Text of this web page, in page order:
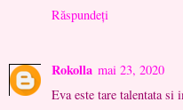
Răspundeți
Rokolla mai 23, 2020
Eva este tare talentata